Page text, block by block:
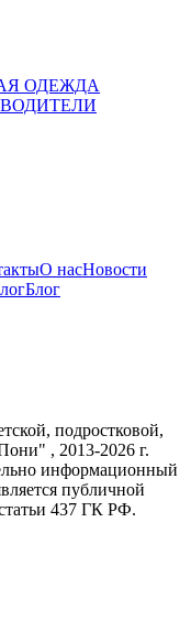
ОДЕЖДА
О насНовости
Блог
подростковой,
, 2013-2026 г.
информационный
публичной
437 ГК РФ.